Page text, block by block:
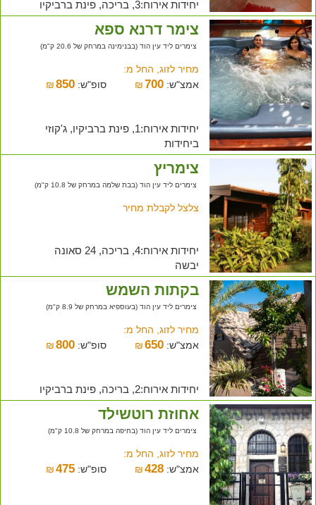
יחידות אירוח:3, בריכה, פינת ברביקיו
צימר דרנא ספא
צימרים ליד עין הוד (בבנימינה במרחק של 20.6 ק"מ)
מחיר לזוג, החל מ:
אמצ"ש:
₪700 סופ"ש: ₪ 850
יחידות אירוח:1, פינת ברביקיו, ג'קוזי
ביחידות
צימריץ
צימרים ליד עין הוד (בבת שלמה במרחק של 10.8 ק"מ)
צלצל לקבלת מחיר
יחידות אירוח:4, בריכה, 24 סאונה
יבשה
בקתות השמש
צימרים ליד עין הוד (בעוספיא במרחק של 8.9 ק"מ)
מחיר לזוג, החל מ:
אמצ"ש:
₪650 סופ"ש: ₪ 800
יחידות אירוח:2, בריכה, פינת ברביקיו
אחוזת רוטשילד
צימרים ליד עין הוד (בחיפה במרחק של 10.8 ק"מ)
מחיר לזוג, החל מ:
אמצ"ש:
₪428 סופ"ש: ₪ 475